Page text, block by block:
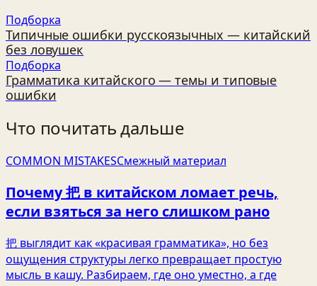
Подборка
Типичные ошибки русскоязычных — китайский
без ловушек
Подборка
Грамматика китайского — темы и типовые
ошибки
Что почитать дальше
COMMON MISTAKESСмежный материал
Почему 把 в китайском ломает речь,
если взяться за него слишком рано
把 выглядит как «красивая грамматика», но без
ощущения структуры легко превращает простую
мысль в кашу. Разбираем, где оно уместно, а где